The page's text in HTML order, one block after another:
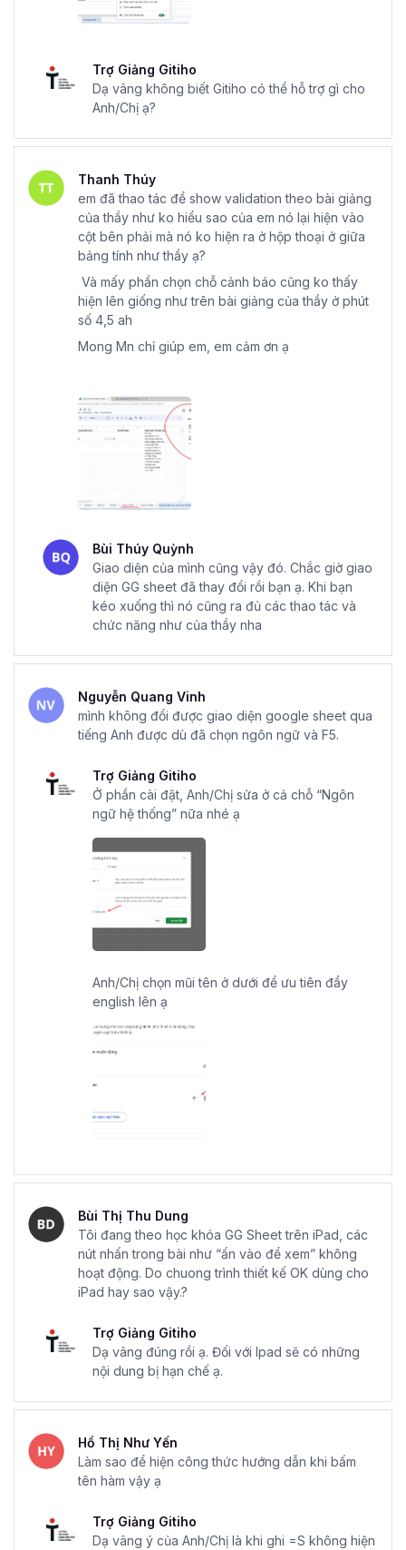
Trợ Giảng Gitiho
Dạ vâng không biết Gitiho có thể hỗ trợ gì cho
Anh/Chị ạ?
Thanh Thúy
em đã thao tác để show validation theo bài giảng
của thầy như ko hiểu sao của em nó lại hiện vào
cột bên phải mà nó ko hiện ra ở hộp thoại ở giữa
bảng tính như thầy ạ?
Và mấy phần chọn chỗ cảnh báo cũng ko thấy
hiện lên giống như trên bài giảng của thầy ở phút
số 4,5 ah
Mong Mn chỉ giúp em, em cảm ơn ạ
Bùi Thúy Quỳnh
Giao diện của mình cũng vậy đó. Chắc giờ giao
diện GG sheet đã thay đổi rồi bạn ạ. Khi bạn
kéo xuống thì nó cũng ra đủ các thao tác và
chức năng như của thầy nha
Nguyễn Quang Vinh
mình không đổi được giao diện google sheet qua
tiếng Anh được dù đã chọn ngôn ngữ và F5.
Trợ Giảng Gitiho
Ở phần cài đặt, Anh/Chị sửa ở cả chỗ “Ngôn
ngữ hệ thống” nữa nhé ạ
Anh/Chị chọn mũi tên ở dưới để ưu tiên đẩy
english lên ạ
Bùi Thị Thu Dung
Tôi đang theo học khóa GG Sheet trên iPad, các
nút nhấn trong bài như “ấn vào để xem” không
hoạt động. Do chuong trình thiết kế OK dùng cho
iPad hay sao vậy.?
Trợ Giảng Gitiho
Dạ vâng đúng rồi ạ. Đối với Ipad sẽ có những
nội dung bị hạn chế ạ.
Hồ Thị Như Yến
Làm sao để hiện công thức hướng dẫn khi bấm
tên hàm vậy ạ
Trợ Giảng Gitiho
Dạ vâng ý của Anh/Chị là khi ghi =S không hiện